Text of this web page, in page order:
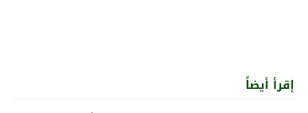
إقرأ أيضاً